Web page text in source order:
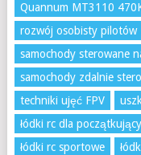
Quannum MT3110
rozwój osobisty pilotów
samochody sterowane
samochody zdalnie
techniki ujęć FPV
łódki rc dla
łódki rc sportowe